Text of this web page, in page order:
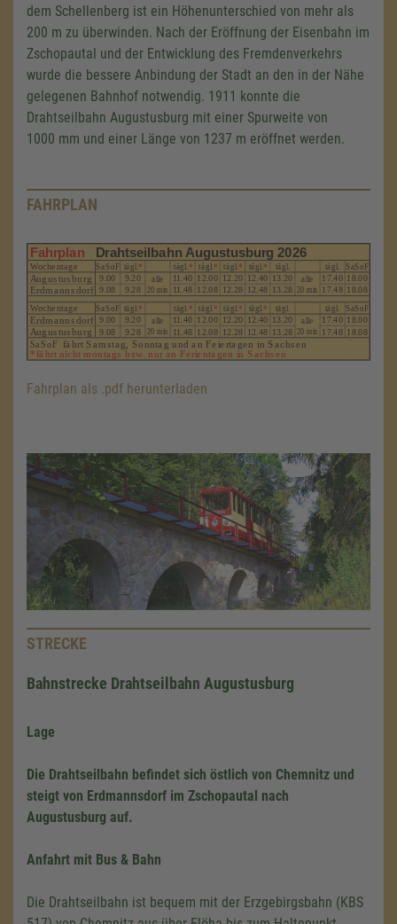
dem Schellenberg ist ein Höhenunterschied von mehr als
200 m zu überwinden. Nach der Eröffnung der Eisenbahn im
Zschopautal und der Entwicklung des Fremdenverkehrs
wurde die bessere Anbindung der Stadt an den in der Nähe
gelegenen Bahnhof notwendig. 1911 konnte die
Drahtseilbahn Augustusburg mit einer Spurweite von
1000 mm und einer Länge von 1237 m eröffnet werden.
FAHRPLAN
Fahrplan als .pdf herunterladen
STRECKE
Bahnstrecke Drahtseilbahn Augustusburg
Lage
Die Drahtseilbahn befindet sich östlich von Chemnitz und
steigt von Erdmannsdorf im Zschopautal nach
Augustusburg auf.
Anfahrt mit Bus & Bahn
Die Drahtseilbahn ist bequem mit der Erzgebirgsbahn (KBS